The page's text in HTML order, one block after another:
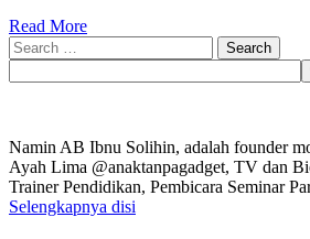
Read More
Search
for:
Namin AB Ibnu Solihin, adalah founder
Ayah Lima @anaktanpagadget, TV dan
Trainer Pendidikan, Pembicara Seminar
Selengkapnya disi